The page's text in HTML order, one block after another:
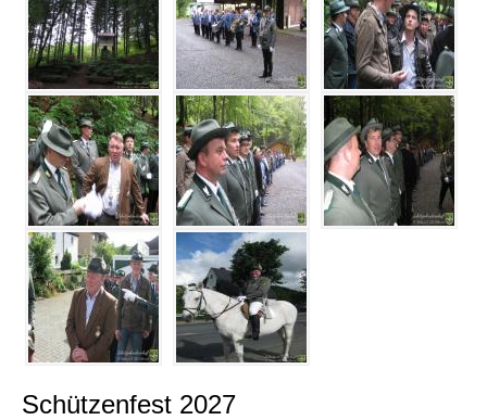
Schützenfest 2027